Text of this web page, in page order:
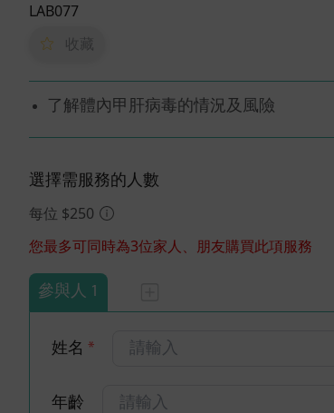
LAB077
收藏
了解體內甲肝病毒的情況及風險
選擇需服務的人數
每位 $250
您最多可同時為3位家人、朋友購買此項服務
參與人 1
姓名*
年齡